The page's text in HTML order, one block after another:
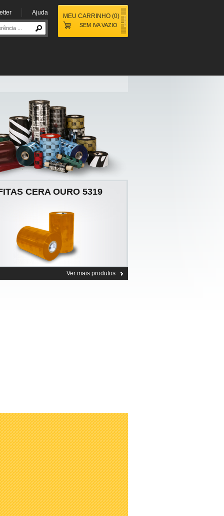
MEU CARRINHO (0)
SEM IVAVAZIO
Ajuda
CERA OURO 5319
Ver mais produtos